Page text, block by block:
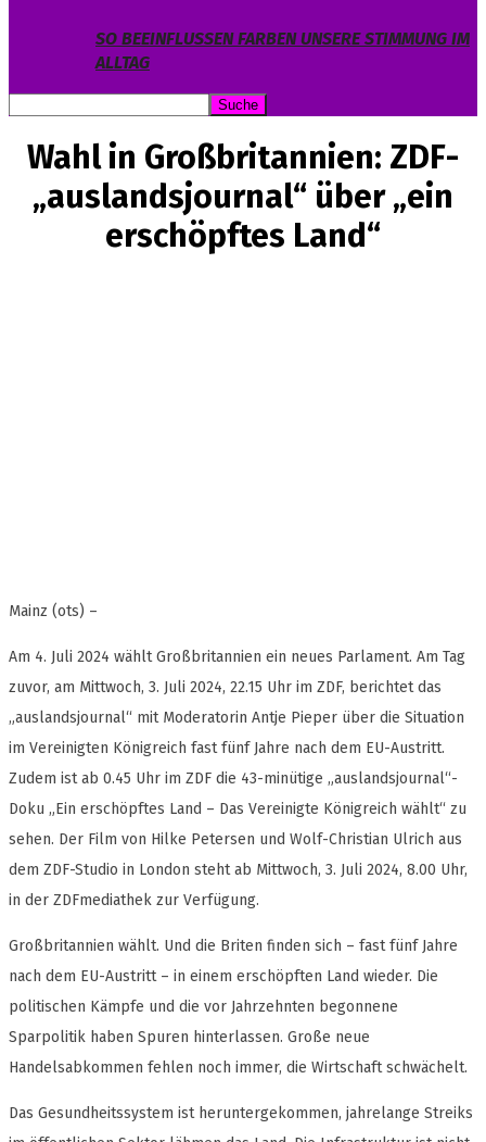
SO BEEINFLUSSEN FARBEN UNSERE STIMMUNG IM
ALLTAG
Wahl in Großbritannien: ZDF-
„auslandsjournal“ über „ein
erschöpftes Land“
Mainz (ots) –
Am 4. Juli 2024 wählt Großbritannien ein neues Parlament. Am Tag
zuvor, am Mittwoch, 3. Juli 2024, 22.15 Uhr im ZDF, berichtet das
„auslandsjournal“ mit Moderatorin Antje Pieper über die Situation
im Vereinigten Königreich fast fünf Jahre nach dem EU-Austritt.
Zudem ist ab 0.45 Uhr im ZDF die 43-minütige „auslandsjournal“-
Doku „Ein erschöpftes Land – Das Vereinigte Königreich wählt“ zu
sehen. Der Film von Hilke Petersen und Wolf-Christian Ulrich aus
dem ZDF-Studio in London steht ab Mittwoch, 3. Juli 2024, 8.00 Uhr,
in der ZDFmediathek zur Verfügung.
Großbritannien wählt. Und die Briten finden sich – fast fünf Jahre
nach dem EU-Austritt – in einem erschöpften Land wieder. Die
politischen Kämpfe und die vor Jahrzehnten begonnene
Sparpolitik haben Spuren hinterlassen. Große neue
Handelsabkommen fehlen noch immer, die Wirtschaft schwächelt.
Das Gesundheitssystem ist heruntergekommen, jahrelange Streiks